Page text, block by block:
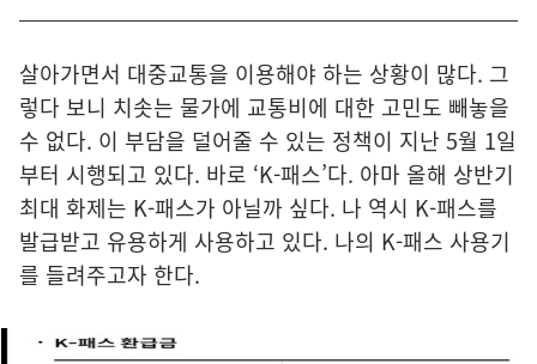
살아가면서 대중교통을 이용해야 하는 상황이 많다. 그
렇다 보니 치솟는 물가에 교통비에 대한 고민도 빼놓을
수 없다. 이 부담을 덜어줄 수 있는 정책이 지난 5월 1일
부터 시행되고 있다. 바로 ‘K-패스’다. 아마 올해 상반기
최대 화제는 K-패스가 아닐까 싶다. 나 역시 K-패스를
발급받고 유용하게 사용하고 있다. 나의 K-패스 사용기
를 들려주고자 한다.